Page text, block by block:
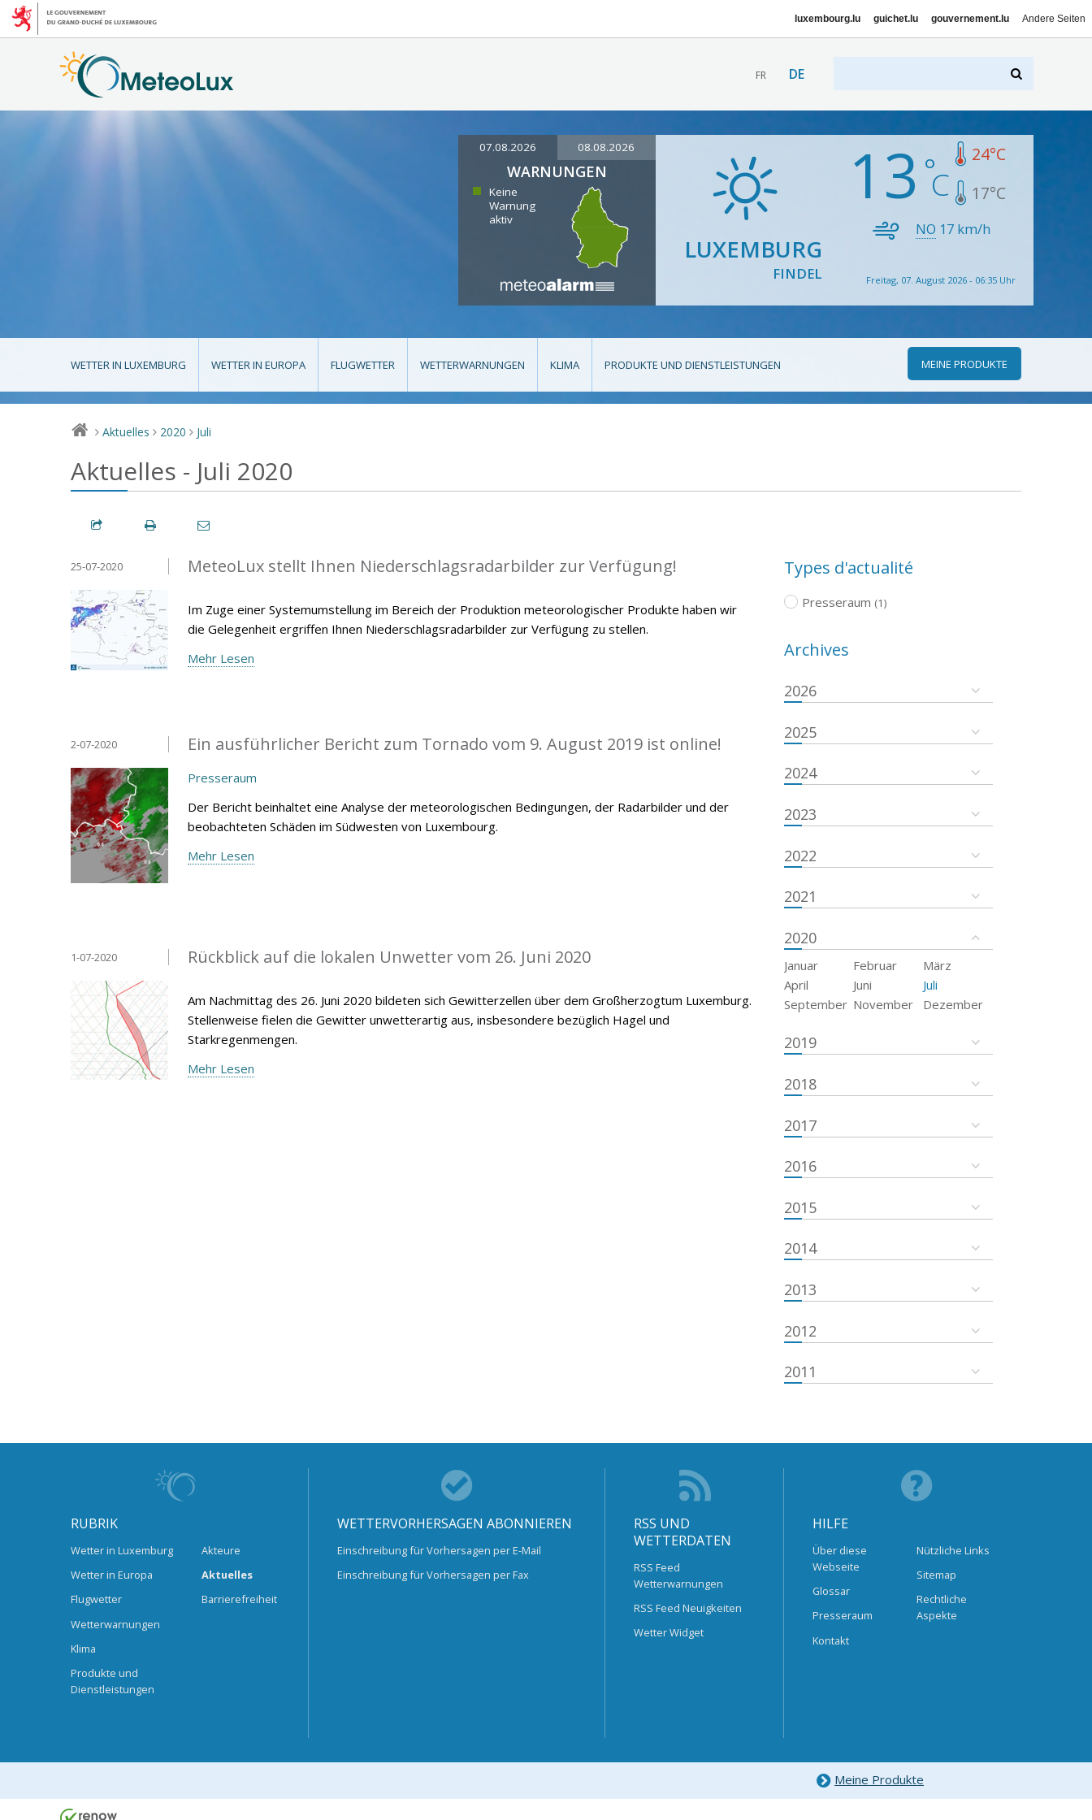
luxembourg.lu guichet.lu gouvernement.lu Andere Seiten
FR DE
07.08.2026 08.08.2026
WARNUNGEN
Keine
Warnung
aktiv
LUXEMBURG
FINDEL
13 24°C
17°C
NO 17 km/h
Freitag, 07. August 2026 - 06:35 Uhr
WETTER IN LUXEMBURG WETTER IN EUROPA FLUGWETTER WETTERWARNUNGEN KLIMA PRODUKTE UND DIENSTLEISTUNGEN MEINE PRODUKTE
> Aktuelles > 2020 > Juli
Aktuelles - Juli 2020
MeteoLux stellt Ihnen Niederschlagsradarbilder zur Verfügung!
25-07-2020
Im Zuge einer Systemumstellung im Bereich der Produktion meteorologischer Produkte haben wir
die Gelegenheit ergriffen Ihnen Niederschlagsradarbilder zur Verfügung zu stellen.
Mehr Lesen
Ein ausführlicher Bericht zum Tornado vom 9. August 2019 ist online!
2-07-2020
Presseraum
Der Bericht beinhaltet eine Analyse der meteorologischen Bedingungen, der Radarbilder und der
beobachteten Schäden im Südwesten von Luxembourg.
Mehr Lesen
Rückblick auf die lokalen Unwetter vom 26. Juni 2020
1-07-2020
Am Nachmittag des 26. Juni 2020 bildeten sich Gewitterzellen über dem Großherzogtum Luxemburg.
Stellenweise fielen die Gewitter unwetterartig aus, insbesondere bezüglich Hagel und
Starkregenmengen.
Mehr Lesen
Types d'actualité
Presseraum (1)
Archives
2026
2025
2024
2023
2022
2021
2020
Januar Februar
März
April
Juni
Juli
September November Dezember
2019
2018
2017
2016
2015
2014
2013
2012
2011
RUBRIK
Wetter in Luxemburg
Wetter in Europa
Flugwetter
Wetterwarnungen
Klima
Produkte und
Dienstleistungen
Akteure
Aktuelles
Barrierefreiheit
WETTERVORHERSAGEN ABONNIEREN
Einschreibung für Vorhersagen per E-Mail
Einschreibung für Vorhersagen per Fax
RSS UND
WETTERDATEN
RSS Feed
Wetterwarnungen
RSS Feed Neuigkeiten
Wetter Widget
HILFE
Über diese
Webseite
Glossar
Presseraum
Kontakt
Nützliche Links
Sitemap
Rechtliche
Aspekte
Meine Produkte